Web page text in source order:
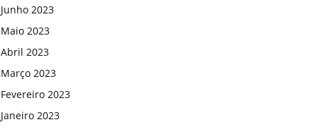
Junho 2023
Maio 2023
Abril 2023
Março 2023
Fevereiro 2023
Janeiro 2023